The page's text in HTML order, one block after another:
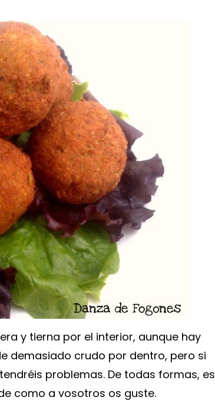
y tierna por el interior, aunque hay
demasiado crudo por dentro, pero si
problemas. De todas formas, es
como a vosotros os guste.